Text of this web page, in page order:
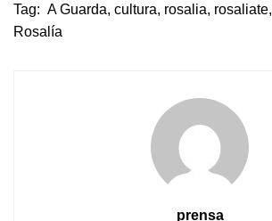
Tag: A Guarda, cultura, rosalia, rosaliate,
Rosalía
prensa